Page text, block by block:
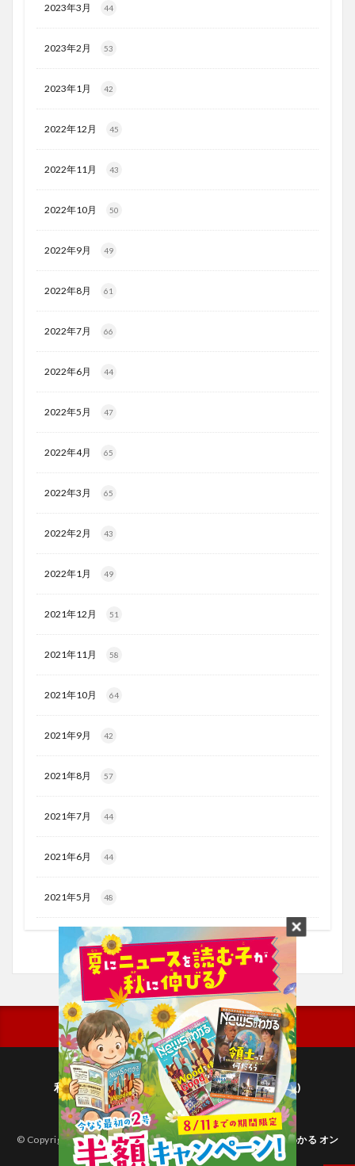
2023年3月 44
2023年2月 53
2023年1月 42
2022年12月 45
2022年11月 43
2022年10月 50
2022年9月 49
2022年8月 61
2022年7月 66
2022年6月 44
2022年5月 47
2022年4月 65
2022年3月 65
2022年2月 43
2022年1月 49
2021年12月 51
2021年11月 58
2021年10月 64
2021年9月 42
2021年8月 57
2021年7月 44
2021年6月 44
2021年5月 48
利用規約
プライバシーポリシー(毎日新聞出版)
個人情報について(毎日新聞社)
© Copyright 2026子どものためのニュース雑誌「ニュースがわかる オン
ライン」.